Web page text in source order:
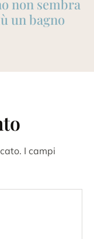
non sembra
un bagno
I campi